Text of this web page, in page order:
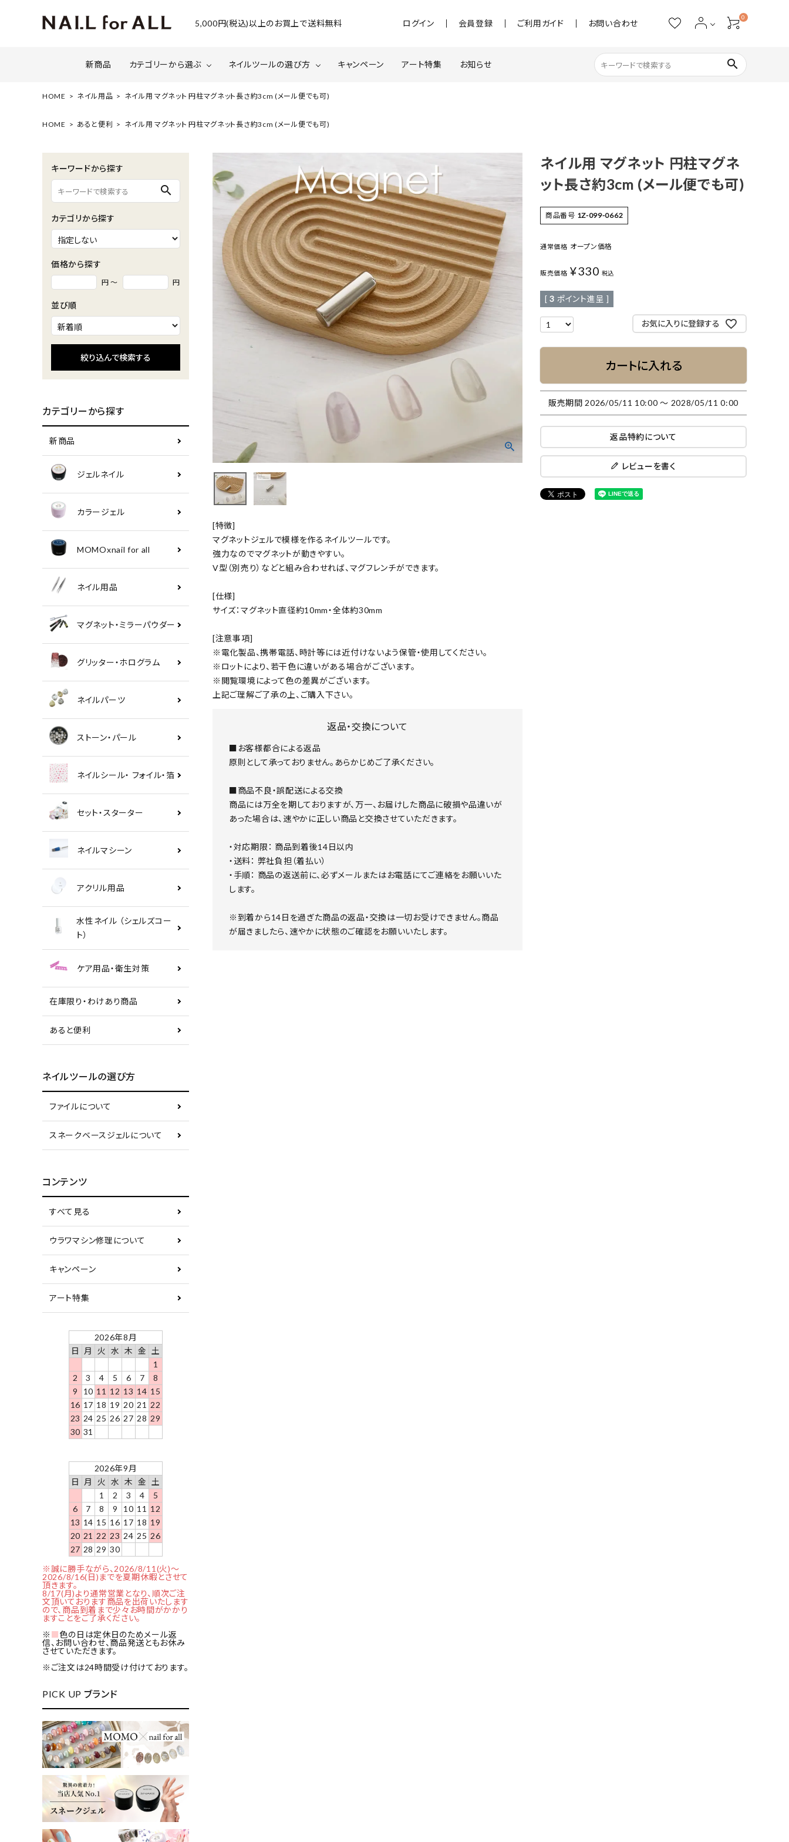
5,000円(税込)以上のお買上で送料無料 ログイン 会員登録 ご利用ガイド お問い合わせ
0
新商品 カテゴリーから選ぶ
ネイルシール・ フォイル・箔 ネイルマシーン アクリル用品
水性ネイル （シェルズコート） ケア用品・衛生対策 在庫限り・わけあり商品
セミナー情報 セール特集ページ
ネイルツールの選び方 キャンペーン アート特集 お知らせ search
HOME ネイル用品 ネイル用 マグネット 円柱マグネット長さ約3cm (メール便でも可)
HOME あると便利 ネイル用 マグネット 円柱マグネット長さ約3cm (メール便でも可)
キーワードから探す
search
カテゴリから探す
価格から探す
円 ～ 円
並び順
絞り込んで検索する
カテゴリーから探す
新商品
ジェルネイル
カラージェル
MOMOxnail for all
ネイル用品
マグネット・ミラーパウダー
グリッター・ホログラム
ネイルパーツ
ストーン・パール
ネイルシール・ フォイル・箔
セット・スターター
ネイルマシーン
アクリル用品
水性ネイル （シェルズコー
ト）
ケア用品・衛生対策
在庫限り・わけあり商品
あると便利
ネイルツールの選び方
ファイルについて
スネークベースジェルについて
コンテンツ
すべて見る
ウラワマシン修理について
キャンペーン
アート特集
2026年8月
日
月 火 水 木 金
土
1
2
3 4 5 6 7
8
9
10 11 12 13 14 15
16 17 18 19 20 21 22
23 24 25 26 27 28 29
30 31
2026年9月
日
月 火 水 木 金
土
1
2 3 4
5
6
7 8 9 10 11 12
13 14 15 16 17 18 19
20 21 22 23 24 25 26
27 28 29 30
※誠に勝手ながら、2026/8/11(火)～
2026/8/16(日)までを夏期休暇とさせて
頂きます。
8/17(月)より通常営業となり、順次ご注
文頂いております商品を出荷いたします
ので、商品到着まで少々お時間がかかり
ますことをご了承ください。
※ ■色の日は定休日のためメール返
信、お問い合わせ、商品発送ともお休み
させていただきます。
※ご注文は24時間受け付けております。
PICK UP ブランド
[特徴]
マグネットジェルで模様を作るネイルツールです。
強力なのでマグネットが動きやすい。
V型（別売り）などと組み合わせれば、マグフレンチができます。
[仕様]
サイズ：マグネット直径約10mm・全体約30mm
[注意事項]
※電化製品、携帯電話、時計等には近付けないよう保管・使用してください。
※ロットにより、若干色に違いがある場合がございます。
※閲覧環境によって色の差異がございます。
上記ご理解ご了承の上、ご購入下さい。
返品・交換について
■お客様都合による返品
原則として承っておりません。あらかじめご了承ください。
■商品不良・誤配送による交換
商品には万全を期しておりますが、万一、お届けした商品に破損や品違いが
あった場合は、速やかに正しい商品と交換させていただきます。
・対応期限： 商品到着後14日以内
・送料： 弊社負担（着払い）
・手順： 商品の返送前に、必ずメールまたはお電話にてご連絡をお願いいた
します。
※到着から14日を過ぎた商品の返品・交換は一切お受けできません。商品
が届きましたら、速やかに状態のご確認をお願いいたします。
ネイル用 マグネット 円柱マグネ
ット長さ約3cm (メール便でも可)
商品番号 1Z-099-0662
通常価格 オープン価格
販売価格 ¥330 税込
[ 3 ポイント進呈 ]
お気に入りに登録する
カートに入れる
販売期間 2026/05/11 10:00〜 2028/05/11 0:00
返品特約について
レビューを書く